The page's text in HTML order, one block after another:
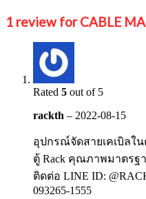
1 review forCABLE
Rated 5 out of 5
rackth – 2022-08-15
อุปกรณ์จัดสายเคเบิลใ
ตู้ Rack คุณภาพมาตรฐ
ติดต่อ LINE ID:
093265-1555